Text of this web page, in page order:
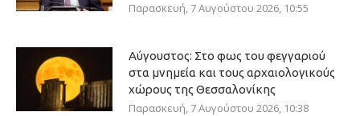
Παρασκευή, 7 Αυγούστου 2026, 10:55
Αύγουστος: Στο φως του φεγγαριού
στα μνημεία και τους αρχαιολογικούς
χώρους της Θεσσαλονίκης
Παρασκευή, 7 Αυγούστου 2026, 10:38